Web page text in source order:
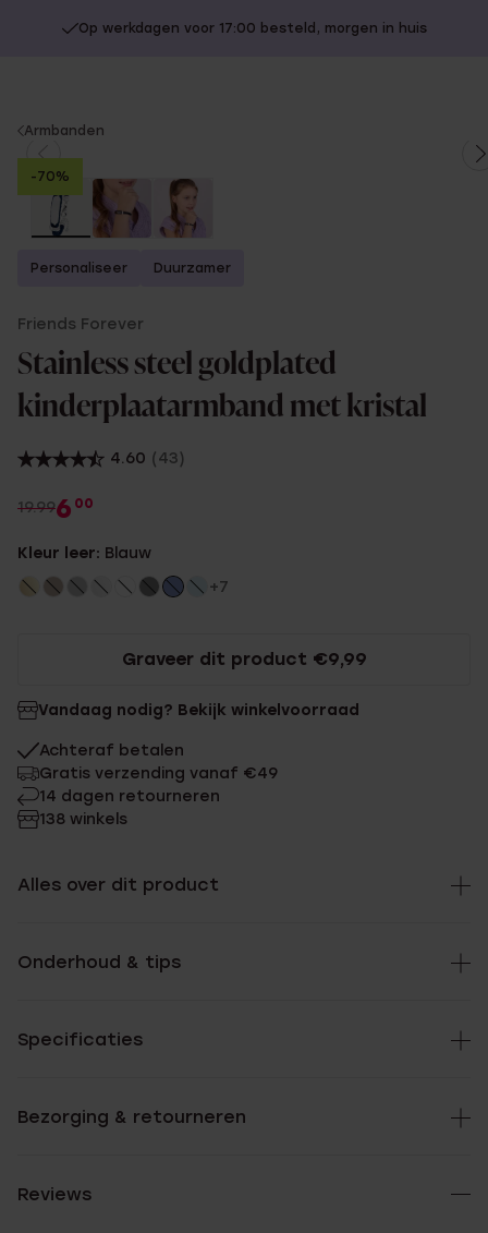
Op werkdagen voor 17:00 besteld, morgen in huis
You
are
here:
Armbanden
-70%
Personaliseer Duurzamer
Friends Forever
Stainless steel goldplated
kinderplaatarmband met kristal
4.60 (43)
19.996 00
Kleur leer: Blauw
+7
Graveer dit product €9,99
Vandaag nodig? Bekijk winkelvoorraad
Achteraf betalen
Gratis verzending vanaf €49
14 dagen retourneren
138 winkels
Alles over dit product
Onderhoud & tips
Specificaties
Bezorging & retourneren
Reviews